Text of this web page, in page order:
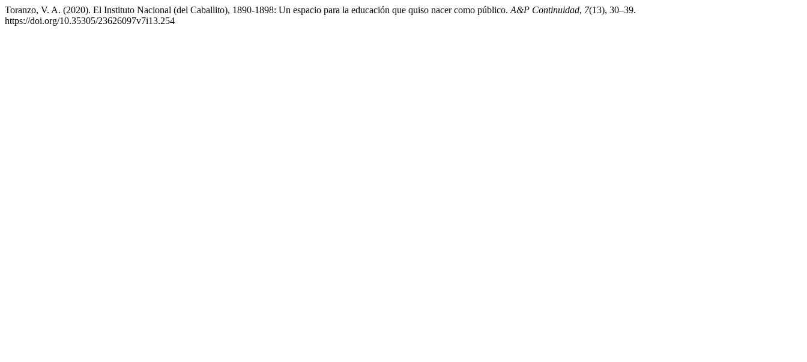
Toranzo, V. A. (2020). El Instituto Nacional (del Caballito), 1890-1898: Un espacio para la educación que quiso nacer como público. A&P Continuidad, 7(13), 30–39.
https://doi.org/10.35305/23626097v7i13.254